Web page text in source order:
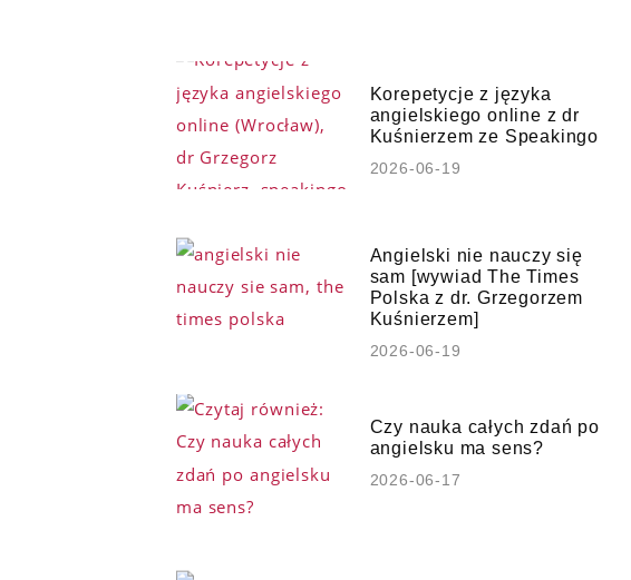
Korepetycje z języka
angielskiego online z dr
Kuśnierzem ze Speakingo
2026-06-19
Angielski nie nauczy się
sam [wywiad The Times
Polska z dr. Grzegorzem
Kuśnierzem]
2026-06-19
Czy nauka całych zdań po
angielsku ma sens?
2026-06-17